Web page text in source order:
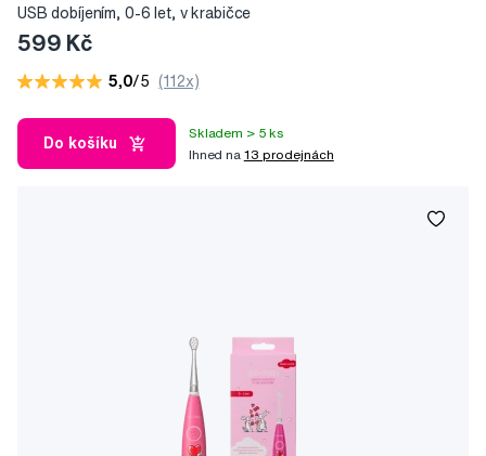
USB dobíjením, 0-6 let, v krabičce
599 Kč
5,0/5 (112x)
Do košíku
Skladem > 5 ks
Ihned na 13 prodejnách